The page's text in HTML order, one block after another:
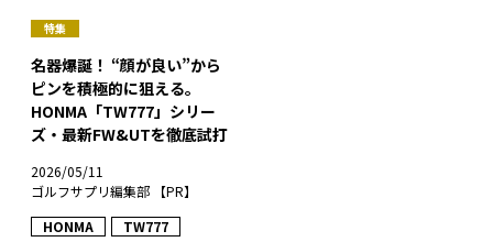
特集
名器爆誕！ “顔が良い”から
ピンを積極的に狙える。
HONMA「TW777」シリー
ズ・最新FW&UTを徹底試打
2026/05/11
ゴルフサプリ編集部 【PR】
HONMA
TW777